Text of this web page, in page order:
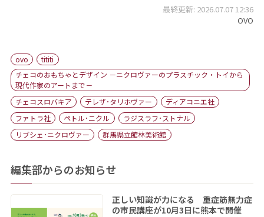
最終更新: 2026.07.07 12:36
OVO
ovo
tititi
チェコのおもちゃとデザイン －ニクロヴァーのプラスチック・トイから
現代作家のアートまで－
チェコスロバキア
テレザ･タリホヴァー
ディアコニエ社
ファトラ社
ペトル･ニクル
ラジスラフ･ストナル
リブシェ･ニクロヴァー
群馬県立館林美術館
編集部からのお知らせ
正しい知識が力になる 重症筋無力症
の市民講座が10月3日に熊本で開催